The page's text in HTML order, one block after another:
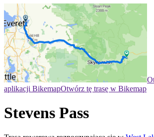
aplikacji BikemapOtwórz tę trasę w Bikemap
Stevens Pass